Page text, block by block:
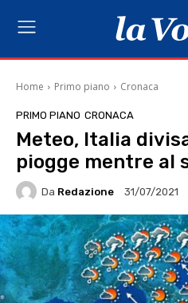
Home Primo piano Cronaca
PRIMO PIANO CRONACA
Meteo, Italia
piogge mentre al
Da Redazione 31/07/2021